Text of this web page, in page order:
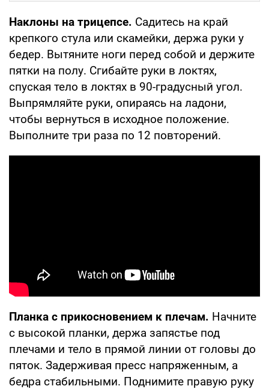
Наклоны на трицепсе. Садитесь на край
крепкого стула или скамейки, держа руки у
бедер. Вытяните ноги перед собой и держите
пятки на полу. Сгибайте руки в локтях,
спуская тело в локтях в 90-градусный угол.
Выпрямляйте руки, опираясь на ладони,
чтобы вернуться в исходное положение.
Выполните три раза по 12 повторений.
Планка с прикосновением к плечам. Начните
с высокой планки, держа запястье под
плечами и тело в прямой линии от головы до
пяток. Задерживая пресс напряженным, а
бедра стабильными. Поднимите правую руку